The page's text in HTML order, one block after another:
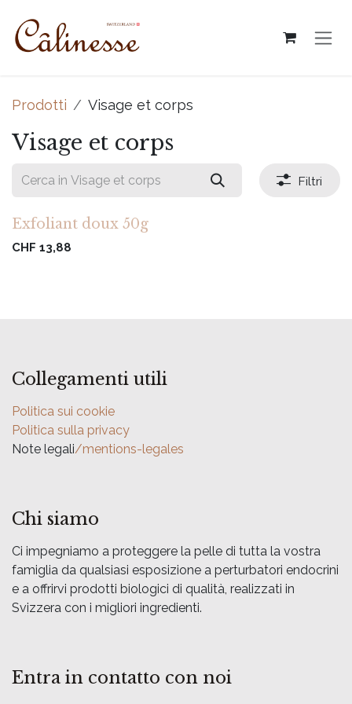
Prodotti Visage et corps
Visage et corps
Filtri
Exfoliant doux 50g
CHF 13,88
Collegamenti utili
Politica sui cookie
Politica sulla privacy
Note legali/mentions-legales
Chi siamo
Ci impegniamo a proteggere la pelle di tutta la vostra
famiglia da qualsiasi esposizione a perturbatori endocrini
e a offrirvi prodotti biologici di qualità, realizzati in
Svizzera con i migliori ingredienti.
Entra in contatto con noi